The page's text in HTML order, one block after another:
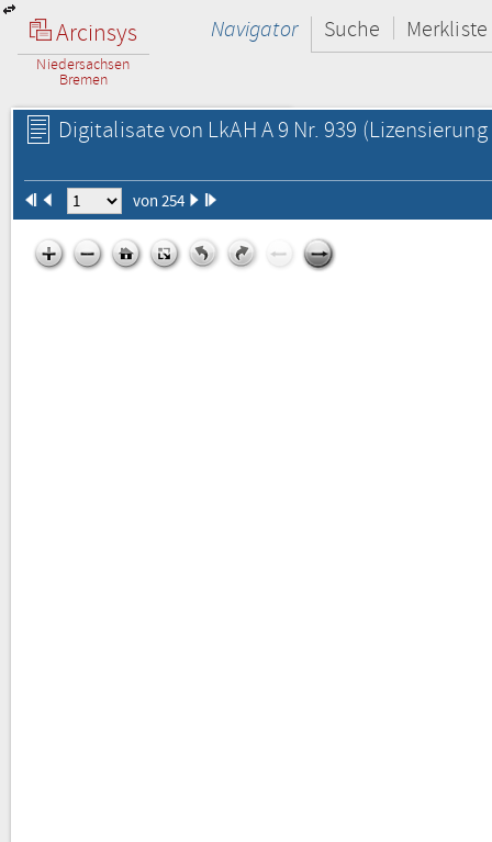
Arcinsys
Niedersachsen
Bremen
Navigator Suche Merkliste
Digitalisate von LkAH A 9 Nr. 939
von 254